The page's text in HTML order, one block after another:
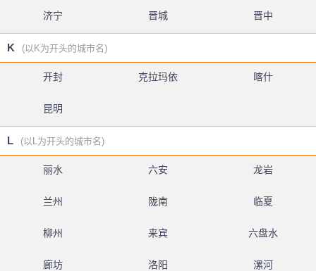
济宁 晋城 晋中
K (以K为开头的城市名)
开封 克拉玛依 喀什
昆明
L (以L为开头的城市名)
丽水 六安 龙岩
兰州 陇南 临夏
柳州 来宾 六盘水
廊坊 洛阳 漯河